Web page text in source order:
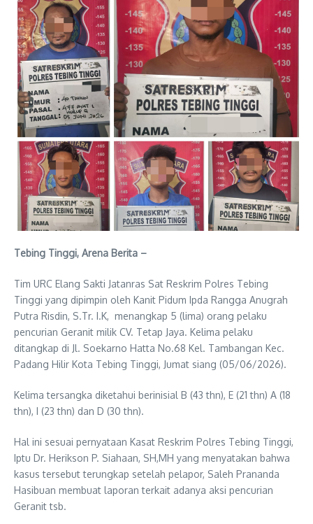
Tebing Tinggi, Arena Berita –
Tim URC Elang Sakti Jatanras Sat Reskrim Polres Tebing
Tinggi yang dipimpin oleh Kanit Pidum Ipda Rangga Anugrah
Putra Risdin, S.Tr. I.K, menangkap 5 (lima) orang pelaku
pencurian Geranit milik CV. Tetap Jaya. Kelima pelaku
ditangkap di Jl. Soekarno Hatta No.68 Kel. Tambangan Kec.
Padang Hilir Kota Tebing Tinggi, Jumat siang (05/06/2026).
Kelima tersangka diketahui berinisial B (43 thn), E (21 thn) A (18
thn), I (23 thn) dan D (30 thn).
Hal ini sesuai pernyataan Kasat Reskrim Polres Tebing Tinggi,
Iptu Dr. Herikson P. Siahaan, SH,MH yang menyatakan bahwa
kasus tersebut terungkap setelah pelapor, Saleh Prananda
Hasibuan membuat laporan terkait adanya aksi pencurian
Geranit tsb.